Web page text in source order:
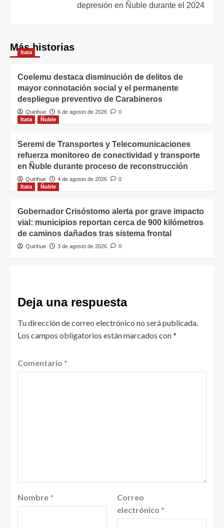
depresión en Ñuble durante el 2024
Más historias
Itata
Coelemu destaca disminución de delitos de
mayor connotación social y el permanente
despliegue preventivo de Carabineros
Quirihue 6 de agosto de 2026
0
Itata
Ñuble
Seremi de Transportes y Telecomunicaciones
refuerza monitoreo de conectividad y transporte
en Ñuble durante proceso de reconstrucción
Quirihue 4 de agosto de 2026
0
Itata
Ñuble
Gobernador Crisóstomo alerta por grave impacto
vial: municipios reportan cerca de 900 kilómetros
de caminos dañados tras sistema frontal
Quirihue 3 de agosto de 2026 0
Deja una respuesta
Tu dirección de correo electrónico no será publicada.
Los campos obligatorios están marcados con*
Comentario *
Nombre *
Correo
electrónico *